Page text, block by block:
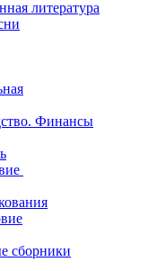
литература
Финансы
сборники